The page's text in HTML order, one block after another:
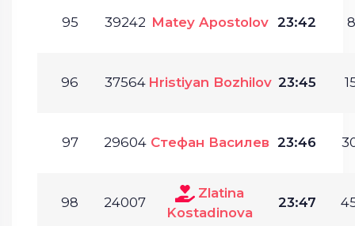
95 39242 Matey Apostolov 23:42
96 37564 Hristiyan Bozhilov 23:45
97 29604 Стефан Василев 23:46
98 24007
Zlatina
Kostadinova
23:47